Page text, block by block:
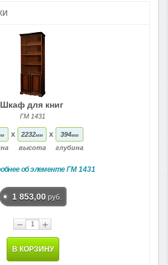
Шкаф для книг
ГМ 1431
x 2232мм
высота
x 394мм
глубина
об элементеГМ 1431
1 853,00 руб.
− +
В КОРЗИНУ